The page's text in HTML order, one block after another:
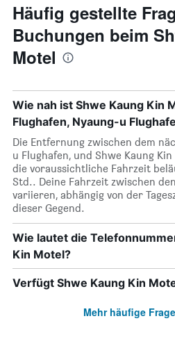
Häufig gestellte
Buchungen beim
Motel
Wie nah ist Shwe Kaung Kin
Flughafen, Nyaung-u
Die Entfernung zwischen dem
u Flughafen, und Shwe Kaung
die voraussichtliche Fahrzeit
Std.. Deine Fahrzeit zwischen
variieren, abhängig von der
dieser Gegend.
Wie lautet die
Kin Motel?
Verfügt Shwe Kaung Kin
Mehr häufige